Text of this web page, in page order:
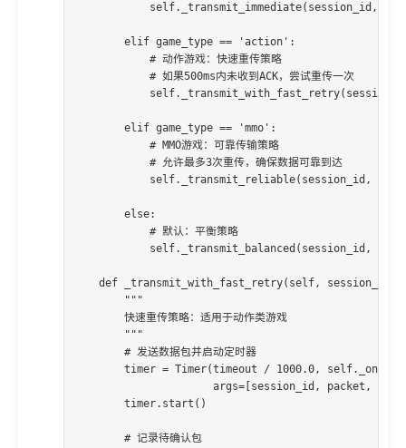
self._transmit_immediate(session_id,
        elif game_type == 'action':
            # 动作游戏：快速重传策略
            # 如果500ms内未收到ACK，尝试重传一次
        elif game_type == 'mmo':
            # MMO游戏：可靠传输策略
            # 允许最多3次重传，确保数据可靠到达
self._transmit_reliable(session_id,
        else:
            # 默认：平衡策略
self._transmit_balanced(session_id,
def _transmit_with_fast_retry(self, session_id,
        """
        快速重传策略：适用于动作类游戏
        """
        # 发送数据包并启动定时器
timer = Timer(timeout / 1000.0,
args=[session_id, packet,
        timer.start()
        # 记录待确认包